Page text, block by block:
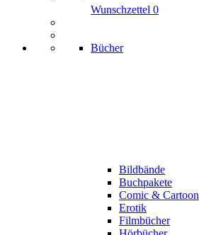
Wunschzettel 0
Bücher
Bildbände
Buchpakete
Comic & Cartoon
Erotik
Filmbücher